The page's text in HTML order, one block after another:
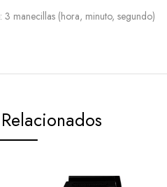
manecillas (hora, minuto, segundo)